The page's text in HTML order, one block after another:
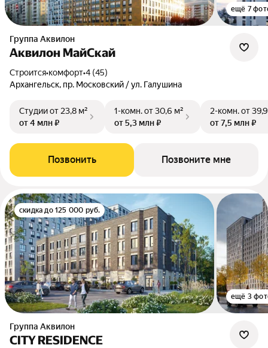
ещё 7
Группа Аквилон
Аквилон МайСкай
Строится•комфорт•4 (45)
Архангельск, пр. Московский / ул. Галушина
Студииот 23,8 м²
от 4 млн ₽
1-комн.от 30,6 м²
от 5,3 млн ₽
2-комн.от
от 7,5 млн ₽
Позвонить Позвоните мне
скидка до 125 000 руб.
ещё 3
Группа Аквилон
CITY RESIDENCE